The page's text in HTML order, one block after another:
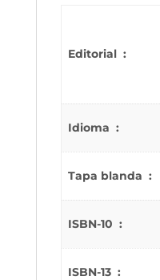
Editorial ‏ : ‎
Idioma ‏ : ‎
Tapa blanda ‏ : ‎
ISBN-10 ‏ : ‎
ISBN-13 ‏ : ‎